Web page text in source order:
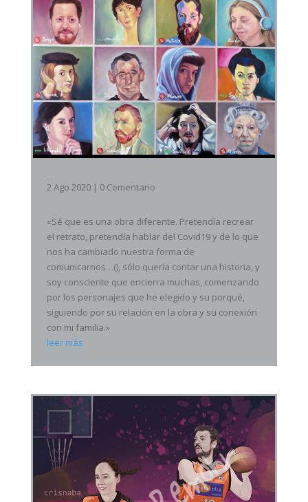
2 Ago 2020| 0 Comentario
«Sé que es una obra diferente. Pretendía recrear
el retrato, pretendía hablar del Covid19 y de lo que
nos ha cambiado nuestra forma de
comunicarnos…(), sólo quería contar una historia, y
soy consciente que encierra muchas, comenzando
por los personajes que he elegido y su porqué,
siguiendo por su relación en la obra y su conexión
con mi familia.»
leer más